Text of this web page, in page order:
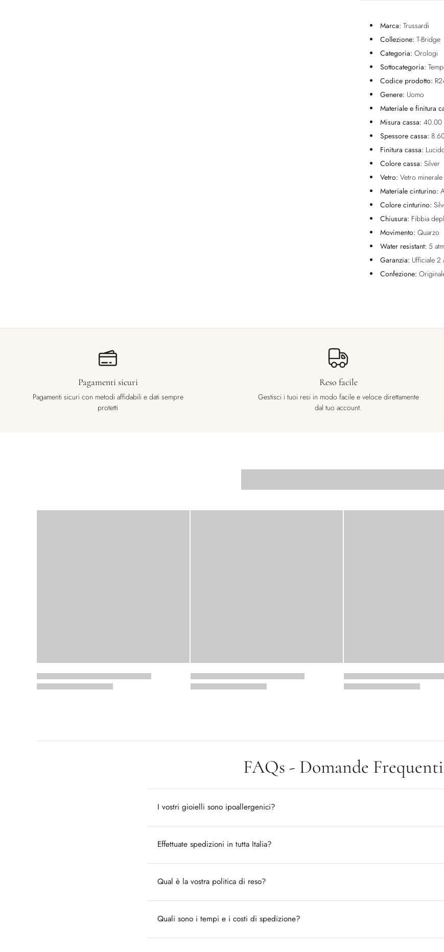
Marca: Trussardi
Collezione: T-Bridge
Categoria: Orologi
Sottocategoria:
Codice prodotto:
Genere: Uomo
Materiale e finitura
Misura cassa: 40.00
Spessore cassa:
Finitura cassa:
Colore cassa: Silver
Vetro: Vetro minerale
Materiale cinturino:
Colore cinturino:
Chiusura: Fibbia
Movimento: Quarzo
Water resistant: 5 atm
Garanzia: Ufficiale 2
Confezione:
Pagamenti sicuri
Pagamenti sicuri con metodi affidabili e dati sempre
protetti
Reso facile
Gestisci i tuoi resi in modo facile e veloce direttamente
dal tuo account.
FAQs - Domande Frequenti
I vostri gioielli sono ipoallergenici?
Effettuate spedizioni in tutta Italia?
Qual è la vostra politica di reso?
Quali sono i tempi e i costi di spedizione?